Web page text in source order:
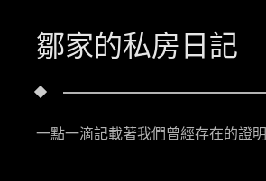
鄒家的私房日記
一點一滴記載著我們曾經存在的證明